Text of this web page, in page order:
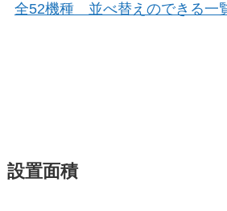
全52機種 並べ替えのできる一
設置面積